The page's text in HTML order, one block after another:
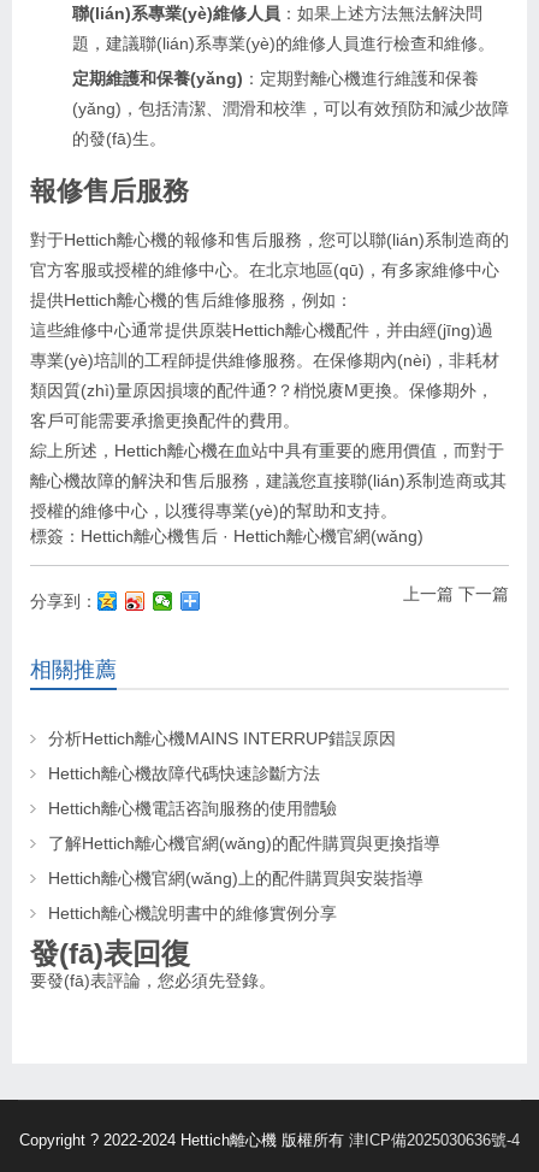
聯(lián)系專業(yè)維修人員 ：如果上述方法無法解決問
題，建議聯(lián)系專業(yè)的維修人員進行檢查和維修。
定期維護和保養(yǎng) ：定期對離心機進行維護和保養
(yǎng)，包括清潔、潤滑和校準，可以有效預防和減少故障
的發(fā)生。
報修售后服務
對于Hettich離心機的報修和售后服務，您可以聯(lián)系制造商的
官方客服或授權的維修中心。在北京地區(qū)，有多家維修中心
提供Hettich離心機的售后維修服務，例如：
這些維修中心通常提供原裝Hettich離心機配件，并由經(jīng)過
專業(yè)培訓的工程師提供維修服務。在保修期內(nèi)，非耗材
類因質(zhì)量原因損壞的配件通?？梢悦赓M更換。保修期外，
客戶可能需要承擔更換配件的費用。
綜上所述，Hettich離心機在血站中具有重要的應用價值，而對于
離心機故障的解決和售后服務，建議您直接聯(lián)系制造商或其
授權的維修中心，以獲得專業(yè)的幫助和支持。
標簽： Hettich離心機售后 · Hettich離心機官網(wǎng)
上一篇 下一篇
分享到：
相關推薦
分析Hettich離心機MAINS INTERRUP錯誤原因
Hettich離心機故障代碼快速診斷方法
Hettich離心機電話咨詢服務的使用體驗
了解Hettich離心機官網(wǎng)的配件購買與更換指導
Hettich離心機官網(wǎng)上的配件購買與安裝指導
Hettich離心機說明書中的維修實例分享
發(fā)表回復
要發(fā)表評論，您必須先登錄。
Copyright ? 2022-2024 Hettich離心機 版權所有 津ICP備2025030636號-4